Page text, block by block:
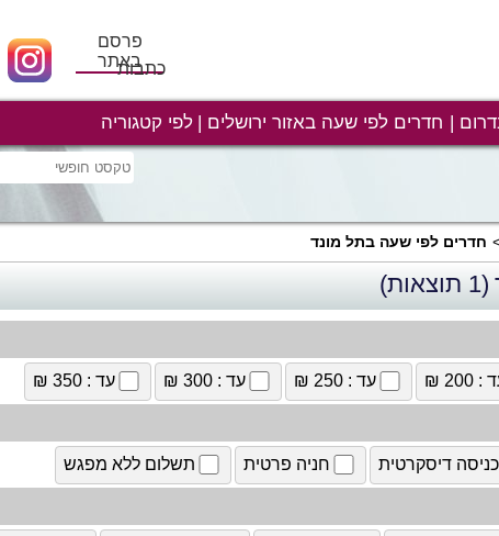
פרסם
באתרכתבות
חדרים לפי שעה באזור ירושלים לפי קטגוריה
חדרים לפי שעה בתל מונד
(1 תוצאות)
: 200 ₪ עד : 250 ₪ עד : 300 ₪ עד : 350 ₪
כניסה דיסקרטית חניה פרטית תשלום ללא מפגש